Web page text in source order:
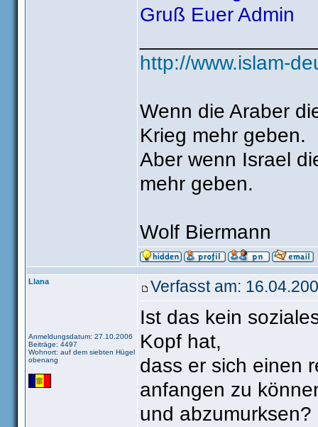
Gruß Euer Admin
http://www.islam-
Wenn die Araber
Krieg mehr geben.
Aber wenn Israel
mehr geben.
Wolf Biermann
Llana
Anmeldungsdatum: 27.10.2006
Beiträge: 4497
Wohnort: auf dem siebten Hügel
obenang
Verfasst am:
Ist das kein
Kopf hat,
dass er sich einen
anfangen zu
und abzumurksen?